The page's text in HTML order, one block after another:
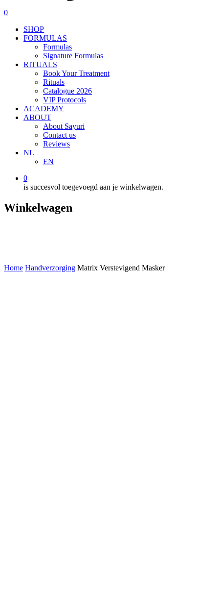
0
SHOP
FORMULAS
Formulas
Signature Formulas
RITUALS
Book Your Treatment
Rituals
Catalogue 2026
VIP Protocols
ACADEMY
ABOUT
About Sayuri
Contact us
Reviews
NL
EN
0
is succesvol toegevoegd aan je winkelwagen.
Winkelwagen
Home Handverzorging Matrix Verstevigend Masker